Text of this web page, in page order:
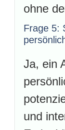
ohne
Frage 5:
Ja, ein
und